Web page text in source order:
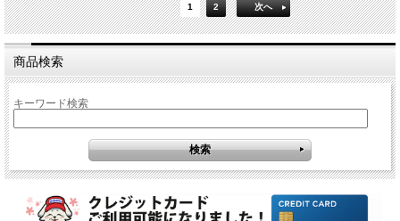
1 2 次へ
商品検索
キーワード検索